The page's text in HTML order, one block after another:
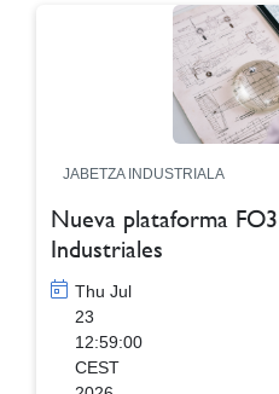
JABETZA INDUSTRIALA
Nueva plataforma
Industriales
Thu Jul
23
12:59:00
CEST